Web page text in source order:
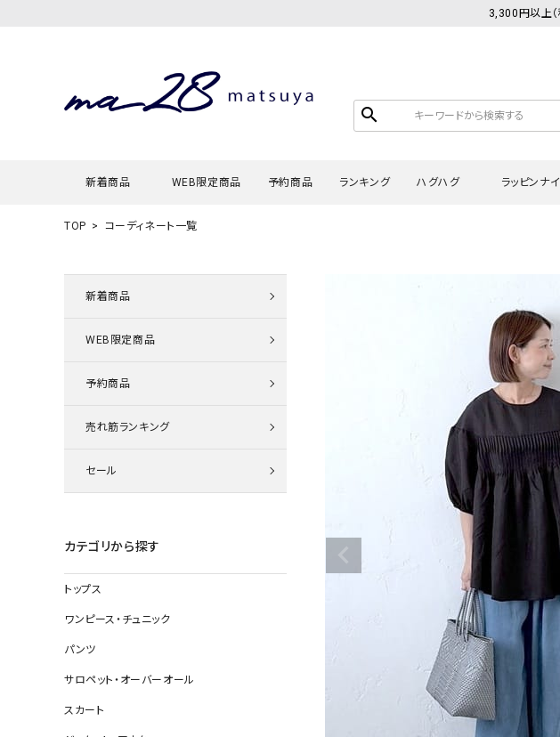
3,300円以上
search
新着商品 WEB限定商品 予約商品 ランキング ハグハグ ラッピンナ
カーディガン
タンクトップ・キャミソール
デニムパンツ
ジャケット
コート
その他アウター
TOP コーディネート一覧
新着商品
WEB限定商品
予約商品
売れ筋ランキング
セール
カテゴリから探す
トップス
ワンピース・チュニック
パンツ
サロペット・オーバーオール
スカート